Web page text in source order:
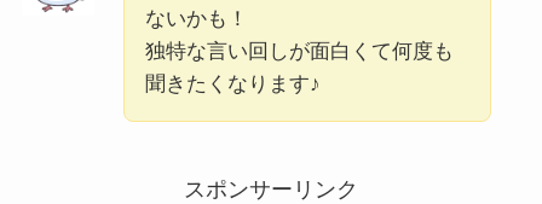
ないかも！
独特な言い回しが面白くて何度も
聞きたくなります♪
スポンサーリンク